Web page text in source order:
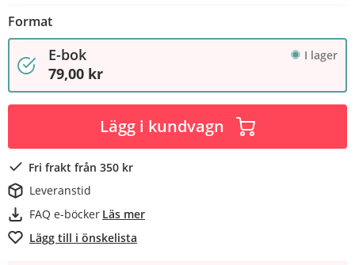
Format
E-bok I lager
79,00 kr
Lägg i kundvagn
Fri frakt från 350 kr
Leveranstid
FAQ e-böcker Läs mer
Lägg till i önskelista